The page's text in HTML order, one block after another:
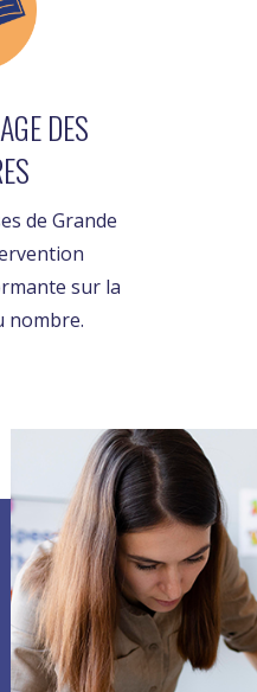
DES
de Grande
sur la
nombre.